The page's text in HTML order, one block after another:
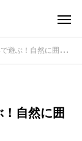
れた広場で子供と過ごす休日
自然に囲